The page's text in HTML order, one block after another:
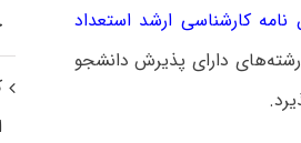
نامه کارشناسی ارشد استعداد
در کلیه رشته‌های دارای پذیرش دانشجو